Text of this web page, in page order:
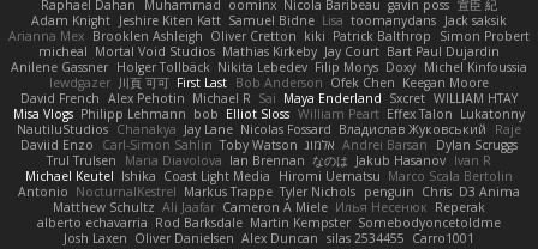
Raphael Dahan
Muhammad oominx Nicola Baribeau gavin poss 宣臣 紀
Adam Knight Jeshire Kiten Katt Samuel Bidne Lisa toomanydans Jack saksik
Arianna Mex Brooklen Ashleigh Oliver Cretton kiki Patrick Balthrop
Simon Probert
micheal Mortal Void Studios Mathias Kirkeby Jay Court Bart Paul Dujardin
Anilene Gassner Holger Tollbäck Nikita Lebedev Filip Morys Doxy Michel Kinfoussia
lewdgazer 川頁 可可 First Last Bob Anderson Ofek Chen Keegan Moore
David French Alex Pehotin Michael R Sai Maya Enderland Sxcret WILLIAM HTAY
Misa Vlogs Philipp Lehmann bob Elliot Sloss William Peart Effex Talon Lukatonny
NautiluStudios Chanakya Jay Lane Nicolas Fossard Владислав Жуковський
Raje
Daviid Enzo
Carl-Simon Sahlin Toby Watson אלמוג Andrei Barsan
Dylan Scruggs
Trul Trulsen
Maria Diavolova Ian Brennan なのは Jakub Hasanov Ivan R
Michael Keutel Ishika Coast Light Media Hiromi Uematsu Marco Scala Bertolin
Antonio NocturnalKestrel Markus Trappe Tyler Nichols penguin Chris D3 Anima
Matthew Schultz Ali Jaafar Cameron A Miele Илья Несенюк Reperak
alberto echavarria Rod Barksdale Martin Kempster Somebodyoncetoldme
Josh Laxen Oliver Danielsen Alex Duncan silas 2534455 Carro1001